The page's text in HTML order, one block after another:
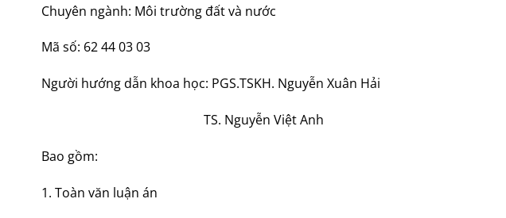
Chuyên ngành: Môi trường đất và nước
Mã số: 62 44 03 03
Người hướng dẫn khoa học: PGS.TSKH. Nguyễn Xuân Hải
TS. Nguyễn Việt Anh
Bao gồm:
1. Toàn văn luận án